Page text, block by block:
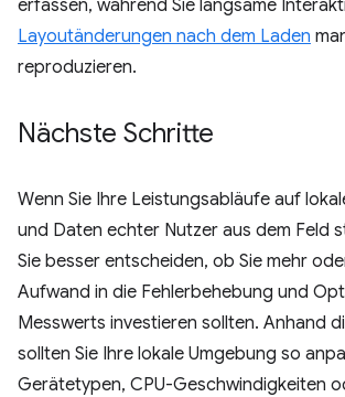
erfassen, während Sie langsame
Layoutänderungen nach dem Laden
reproduzieren.
Nächste Schritte
Wenn Sie Ihre Leistungsabläufe auf
und Daten echter Nutzer aus dem Feld
Sie besser entscheiden, ob Sie mehr
Aufwand in die Fehlerbehebung und
Messwerts investieren sollten. Anhand
sollten Sie Ihre lokale Umgebung so
Gerätetypen, CPU-Geschwindigkeiten